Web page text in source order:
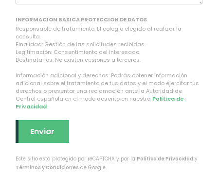
INFORMACION BASICA PROTECCION DE DATOS
Responsable de tratamiento: El colegio elegido al realizar la
consulta.
Finalidad: Gestión de las solicitudes recibidas.
Legitimación: Consentimiento del interesado.
Destinatarios: No existen cesiones a terceros.
Información adicional y derechos: Podrás obtener información
adicional sobre el tratamiento de tus datos y el modo ejercitar tus
derechos o presentar una reclamación ante la Autoridad de
Control española en el modo descrito en nuestra Política de
Privacidad.
Este sitio está protegido por reCAPTCHA y por la Política de Privacidad y
Términos y Condiciones de Google.